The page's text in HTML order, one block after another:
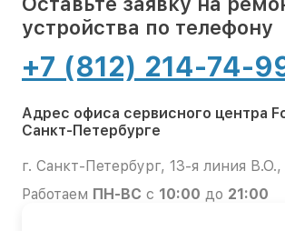
устройства по телефону
+7 (812) 214-74-
Адрес офиса сервисного центра
Санкт-Петербурге
г. Санкт-Петербург, 13-я линия
Работаем ПН-ВС с 10:00 до 21:00